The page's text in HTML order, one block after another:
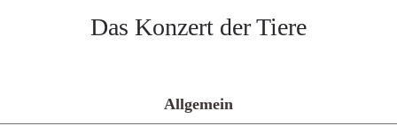
Das Konzert der Tiere
Allgemein